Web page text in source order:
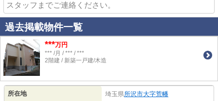
スタッフまでご連絡ください。
過去掲載物件一覧
***万円
*** /月 / *** / ***
2階建 / 新築一戸建/木造
所在地 埼玉県所沢市大字荒幡